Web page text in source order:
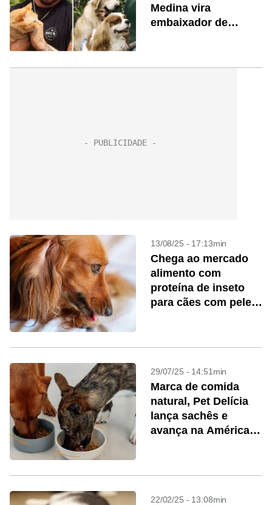
Medina vira
embaixador de
13/08/25 - 17:13min
Chega ao mercado
alimento com
proteína de inseto
para cães com pele
29/07/25 - 14:51min
Marca de comida
natural, Pet Delícia
lança sachês e
avança na América
22/02/25 - 13:08min